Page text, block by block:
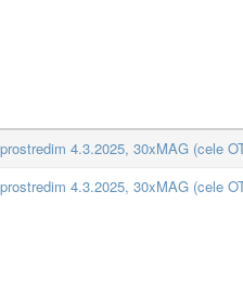
4.3.2025, 30xMAG (cele
4.3.2025, 30xMAG (cele